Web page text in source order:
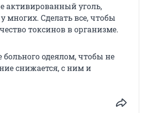
активированный уголь,
многих. Сделать все, чтобы
токсинов в организме.
больного одеялом, чтобы не
снижается, с ним и